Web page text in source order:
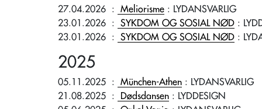
27.04.2026 : Meliorisme : LYDANSVARLIG
23.01.2026 : SYKDOM OG SOSIAL NØD :
23.01.2026 : SYKDOM OG SOSIAL NØD :
2025
05.11.2025 : München-Athen : LYDANSVARLIG
21.08.2025 : Dødsdansen : LYDDESIGN